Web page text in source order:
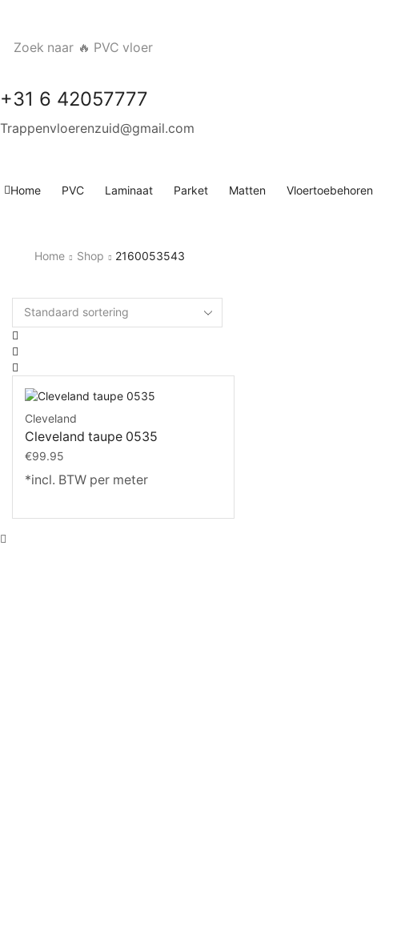
Zoek naar 🔥 PVC vloer
+31 6 42057777
Trappenvloerenzuid@gmail.com
Home PVC Laminaat Parket Matten Vloertoebehoren
Home Shop 2160053543
Cleveland
Cleveland taupe 0535
€99.95
*incl. BTW per meter